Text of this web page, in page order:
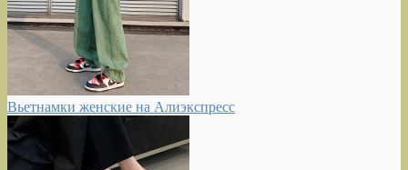
Вьетнамки женские на Алиэкспресс